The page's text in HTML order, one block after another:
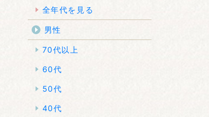
全年代を見る
男性
70代以上
60代
50代
40代